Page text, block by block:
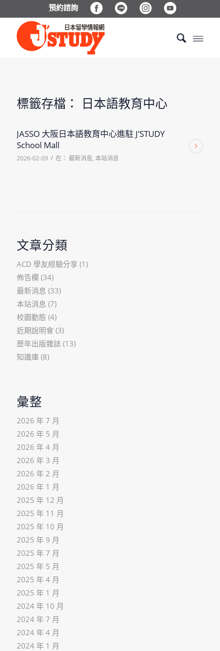
預約諮詢
標籤存檔： 日本語教育中心
JASSO 大阪日本語教育中心進駐 J’STUDY
School Mall
2026-02-09 / 在： 最新消息, 本站消息
文章分類
ACD 學友經驗分享 (1)
佈告欄 (34)
最新消息 (33)
本站消息 (7)
校園動態 (4)
近期說明會(3)
歷年出版雜誌 (13)
知識庫 (8)
彙整
2026 年 7 月
2026 年 5 月
2026 年 4 月
2026 年 3 月
2026 年 2 月
2026 年 1 月
2025 年 12 月
2025 年 11 月
2025 年 10 月
2025 年 9 月
2025 年 7 月
2025 年 5 月
2025 年 4 月
2025 年 1 月
2024 年 10 月
2024 年 7 月
2024 年 4 月
2024 年 1 月